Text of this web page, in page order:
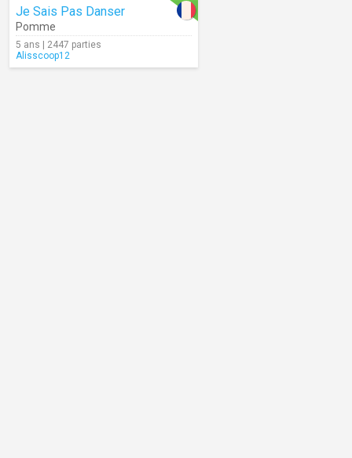
Je Sais Pas Danser
Pomme
5 ans | 2447 parties
Alisscoop12